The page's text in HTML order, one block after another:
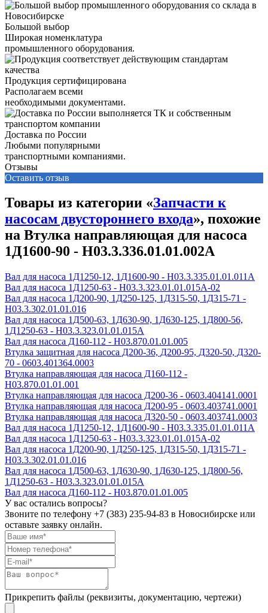
Большой выбор
Широкая номенклатура
промышленного оборудования.
Продукция сертифицирована
Располагаем всеми
необходимыми документами.
Доставка по России
Любыми популярными
транспортными компаниями.
Отзывы
Оставить отзыв
Товары из категории «Запчасти к
насосам двустороннего входа», похожие
на Втулка направляющая для насоса
1Д1600-90 - Н03.3.336.01.01.002А
Вал для насоса 1Д1250-12, 1Д1600-90 - Н03.3.335.01.01.011А
Вал для насоса 1Д1250-63 - Н03.3.323.01.01.015А-02
Вал для насоса 1Д200-90, 1Д250-125, 1Д315-50, 1Д315-71 -
Н03.3.302.01.01.016
Вал для насоса 1Д500-63, 1Д630-90, 1Д630-125, 1Д800-56,
1Д1250-63 - Н03.3.323.01.01.015А
Вал для насоса Д160-112 - Н03.870.01.01.005
Втулка защитная для насоса Д200-36, Д200-95, Д320-50, Д320-
70 - 0603.401364.0003
Втулка направляющая для насоса Д160-112 -
Н03.870.01.01.001
Втулка направляющая для насоса Д200-36 - 0603.404141.0001
Втулка направляющая для насоса Д200-95 - 0603.403741.0001
Втулка направляющая для насоса Д320-50 - 0603.403741.0003
Вал для насоса 1Д1250-12, 1Д1600-90 - Н03.3.335.01.01.011А
Вал для насоса 1Д1250-63 - Н03.3.323.01.01.015А-02
Вал для насоса 1Д200-90, 1Д250-125, 1Д315-50, 1Д315-71 -
Н03.3.302.01.01.016
Вал для насоса 1Д500-63, 1Д630-90, 1Д630-125, 1Д800-56,
1Д1250-63 - Н03.3.323.01.01.015А
Вал для насоса Д160-112 - Н03.870.01.01.005
У вас остались вопросы?
Звоните по телефону +7 (383) 235-94-83 в Новосибирске или
оставьте заявку онлайн.
Прикрепить файлы (реквизиты, документацию, чертежи)